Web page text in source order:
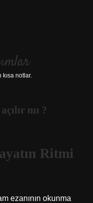
kısa notlar.
mı ?
Ritmi
ezanının okunma